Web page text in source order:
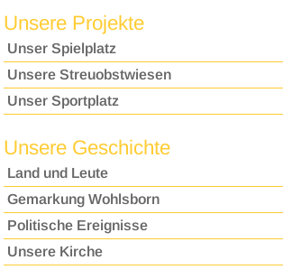
Unsere Projekte
Unser Spielplatz
Unsere Streuobstwiesen
Unser Sportplatz
Unsere Geschichte
Land und Leute
Gemarkung Wohlsborn
Politische Ereignisse
Unsere Kirche